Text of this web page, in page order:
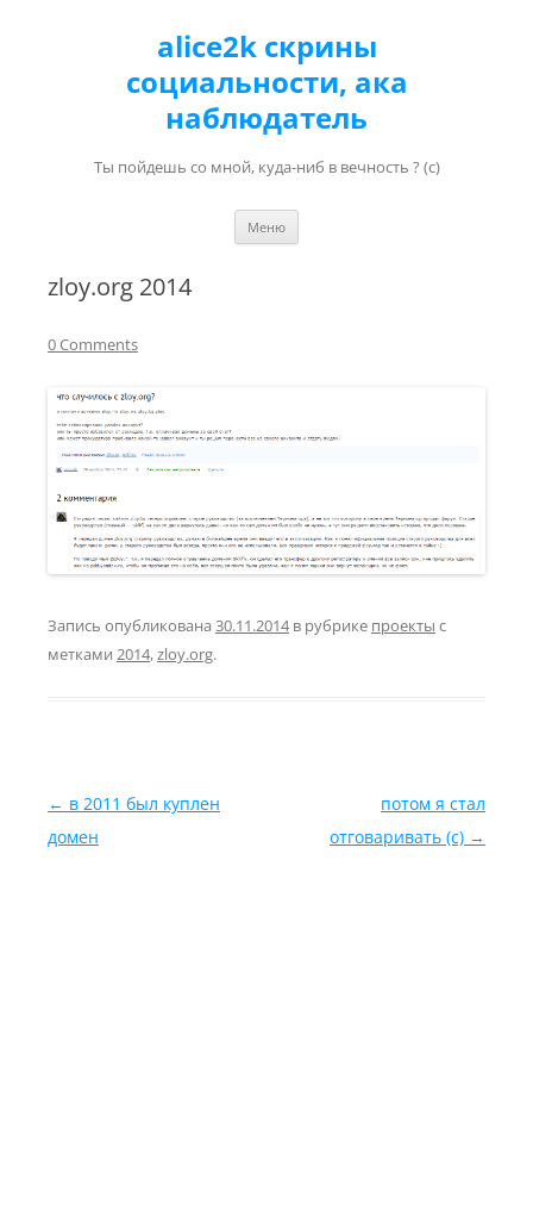
alice2k скрины
социальности, ака
наблюдатель
Ты пойдешь со мной, куда-ниб в вечность ? (с)
Меню
zloy.org 2014
0 Comments
Запись опубликована 30.11.2014в рубрике проекты с
метками 2014,zloy.org.
Навигация по записям
← в 2011 был куплен
домен
потом я стал
отговаривать (с) →